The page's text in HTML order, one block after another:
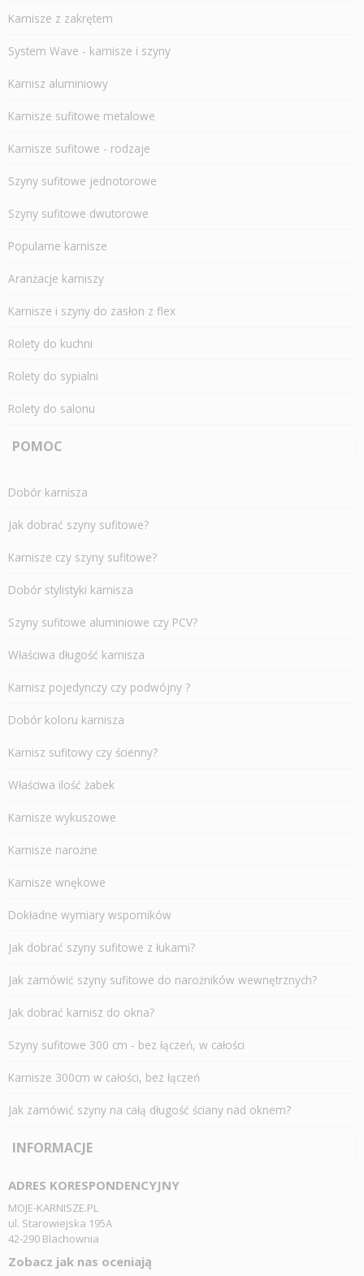
Karnisze z zakrętem
System Wave - karnisze i szyny
Karnisz aluminiowy
Karnisze sufitowe metalowe
Karnisze sufitowe - rodzaje
Szyny sufitowe jednotorowe
Szyny sufitowe dwutorowe
Popularne karnisze
Aranżacje karniszy
Karnisze i szyny do zasłon z flex
Rolety do kuchni
Rolety do sypialni
Rolety do salonu
POMOC
Dobór karnisza
Jak dobrać szyny sufitowe?
Karnisze czy szyny sufitowe?
Dobór stylistyki karnisza
Szyny sufitowe aluminiowe czy PCV?
Właściwa długość karnisza
Karnisz pojedynczy czy podwójny ?
Dobór koloru karnisza
Karnisz sufitowy czy ścienny?
Właściwa ilość żabek
Karnisze wykuszowe
Karnisze narożne
Karnisze wnękowe
Dokładne wymiary wsporników
Jak dobrać szyny sufitowe z łukami?
Jak zamówić szyny sufitowe do narożników wewnętrznych?
Jak dobrać karnisz do okna?
Szyny sufitowe 300 cm - bez łączeń, w całości
Karnisze 300cm w całości, bez łączeń
Jak zamówić szyny na całą długość ściany nad oknem?
INFORMACJE
ADRES KORESPONDENCYJNY
MOJE-KARNISZE.PL
ul. Starowiejska 195A
42-290 Blachownia
Zobacz jak nas oceniają